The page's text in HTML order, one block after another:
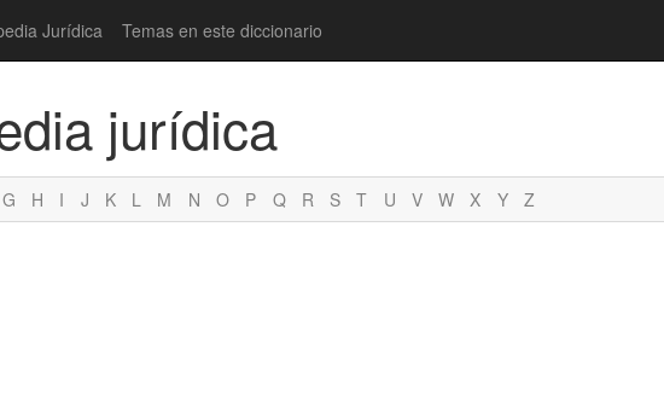
Jurídica Temas en este diccionario
jurídica
G H I J K L M N O P Q R S T U V W X Y Z